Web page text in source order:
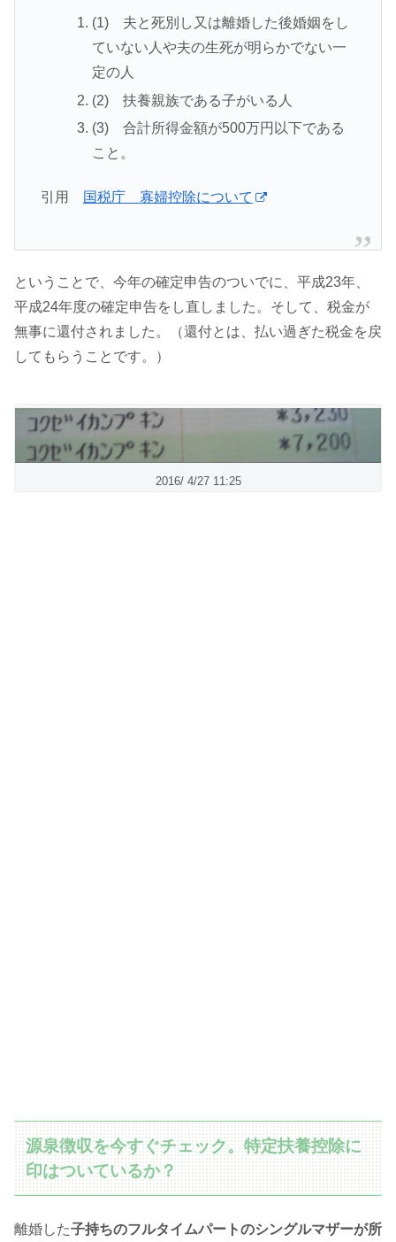
(1) 夫と死別し又は離婚した後婚姻をし
ていない人や夫の生死が明らかでない一
定の人
(2) 扶養親族である子がいる人
(3) 合計所得金額が500万円以下である
こと。
引用 国税庁 寡婦控除について
ということで、今年の確定申告のついでに、平成23年、
平成24年度の確定申告をし直しました。そして、税金が
無事に還付されました。（還付とは、払い過ぎた税金を戻
してもらうことです。）
2016/ 4/27 11:25
源泉徴収を今すぐチェック。特定扶養控除に
印はついているか？
離婚した子持ちのフルタイムパートのシングルマザーが所